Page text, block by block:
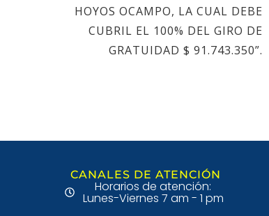
HOYOS OCAMPO, LA CUAL DEBE
CUBRIL EL 100% DEL GIRO DE
GRATUIDAD $ 91.743.350”.
CANALES DE ATENCIÓN
Horarios de atención:
Lunes-Viernes 7 am - 1 pm